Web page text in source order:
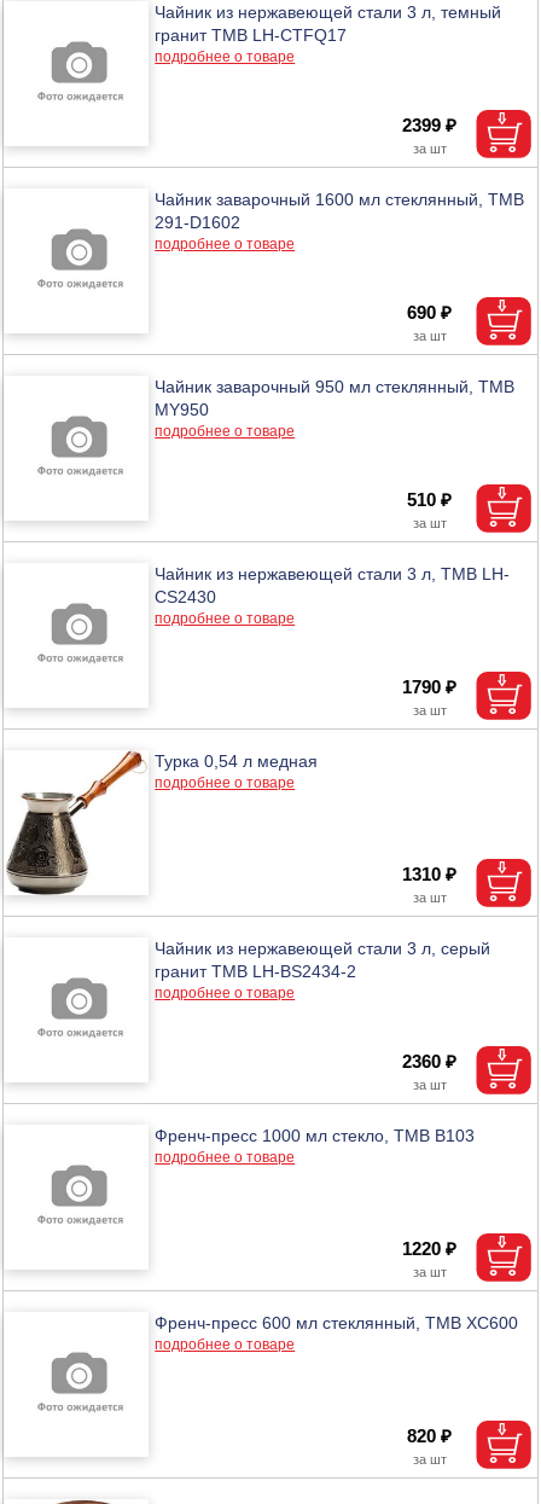
Чайник из нержавеющей стали 3 л, темный
гранит ТМВ LH-CTFQ17
подробнее о товаре
2399 ₽
Чайник заварочный 1600 мл стеклянный, ТМВ
291-D1602
подробнее о товаре
690 ₽
Чайник заварочный 950 мл стеклянный, ТМВ
MY950
подробнее о товаре
510 ₽
Чайник из нержавеющей стали 3 л, ТМВ LH-
CS2430
подробнее о товаре
1790 ₽
Турка 0,54 л медная
подробнее о товаре
1310 ₽
Чайник из нержавеющей стали 3 л, серый
гранит ТМВ LH-BS2434-2
подробнее о товаре
2360 ₽
Френч-пресс 1000 мл стекло, ТМВ B103
подробнее о товаре
1220 ₽
Френч-пресс 600 мл стеклянный, ТМВ XC600
подробнее о товаре
820 ₽